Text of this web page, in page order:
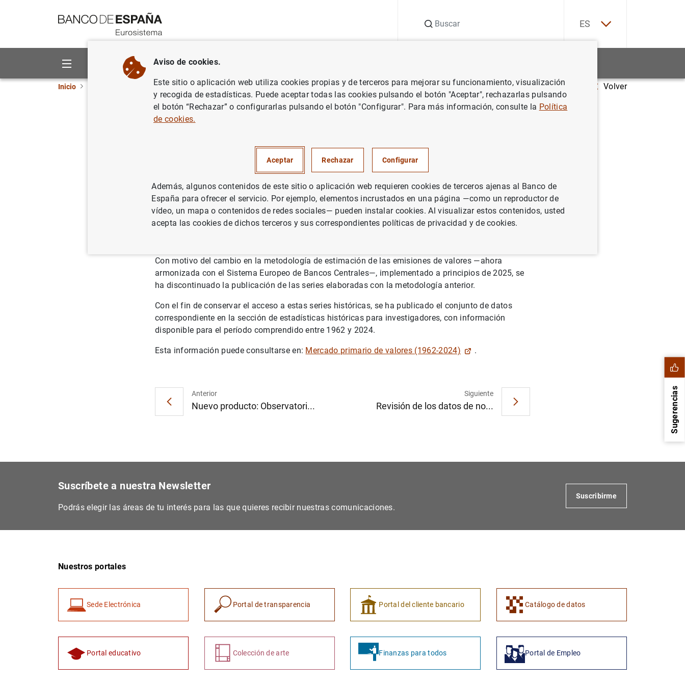
ES
Sobre el Banco Áreas de actuación
Inicio Anuncios Estadísticas históricas: nuevo conjunto de datos de emisiones de valores (1962-2024) Volver
Estadísticas históricas: nuevo conjunto de datos
de emisiones de valores (1962-2024)
Estadísticas históricas para investigadores
04/07/2025
Con motivo del cambio en la metodología de estimación de las emisiones de valores —ahora
armonizada con el Sistema Europeo de Bancos Centrales—, implementado a principios de 2025, se
ha discontinuado la publicación de las series elaboradas con la metodología anterior.
Con el fin de conservar el acceso a estas series históricas, se ha publicado el conjunto de datos
correspondiente en la sección de estadísticas históricas para investigadores, con información
disponible para el período comprendido entre 1962 y 2024.
Esta información puede consultarse en: Mercado primario de valores (1962-2024) .
Anterior
Nuevo producto: Observatori...
Siguiente
Revisión de los datos de no... Sugerencias
Suscríbete a nuestra Newsletter
Podrás elegir las áreas de tu interés para las que quieres recibir nuestras comunicaciones.
Suscribirme
Nuestros portales
Sede Electrónica Portal de transparencia Portal del cliente bancario Catálogo de datos
Portal educativo Colección de arte Finanzas para todos Portal de Empleo
Aviso de cookies.
Este sitio o aplicación web utiliza cookies propias y de terceros para mejorar su funcionamiento, visualización
y recogida de estadísticas. Puede aceptar todas las cookies pulsando el botón "Aceptar", rechazarlas pulsando
el botón “Rechazar” o configurarlas pulsando el botón "Configurar". Para más información, consulte la Política
de cookies.
Aceptar Rechazar Configurar
Además, algunos contenidos de este sitio o aplicación web requieren cookies de terceros ajenas al Banco de
España para ofrecer el servicio. Por ejemplo, elementos incrustados en una página —como un reproductor de
vídeo, un mapa o contenidos de redes sociales— pueden instalar cookies. Al visualizar estos contenidos, usted
acepta las cookies de dichos terceros y sus correspondientes políticas de privacidad y de cookies.